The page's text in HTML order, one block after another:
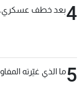
4بعد خطف عسكري...
5ما الذي غيّرته